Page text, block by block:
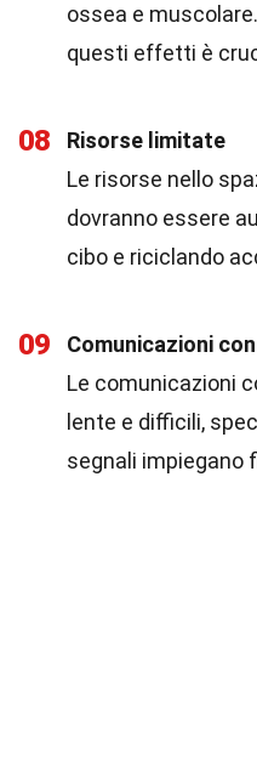
ossea e
questi effetti è
08
Risorse limitate
Le risorse nello
dovranno essere
cibo e riciclando
09
Comunicazioni
Le comunicazioni
lente e difficili,
segnali impiegano